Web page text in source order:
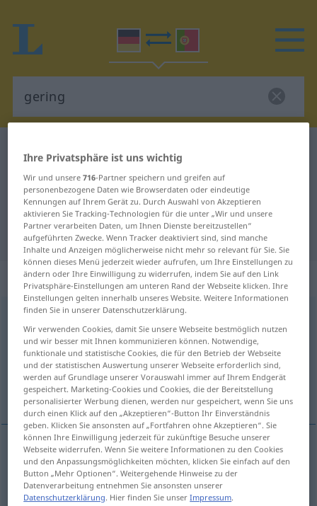
Deutsch-Portugiesisch
Übersetzung für "gering"
"gering" Portugiesisch Übersetzung
„gering“
gering [gəˈrɪŋ]
Übersicht aller Übersetzungen
(Für mehr Details die Übersetzung anklicken/antippen)
pequeno, diminuto, pouco, baixo
pequeno gering
diminuto gering
Ihre Privatsphäre ist uns wichtig
Wir und unsere716-Partner speichern und greifen auf
personenbezogene Daten wie Browserdaten oder eindeutige
Kennungen auf Ihrem Gerät zu. Durch Auswahl von Akzeptieren
aktivieren Sie Tracking-Technologien für die unter „Wir und unsere
Partner verarbeiten Daten, um Ihnen Dienste bereitzustellen“
aufgeführten Zwecke. Wenn Tracker deaktiviert sind, sind manche
Inhalte und Anzeigen möglicherweise nicht mehr so relevant für Sie. Sie
können dieses Menü jederzeit wieder aufrufen, um Ihre Einstellungen zu
ändern oder Ihre Einwilligung zu widerrufen, indem Sie auf den Link
Privatsphäre-Einstellungen am unteren Rand der Webseite klicken. Ihre
Einstellungen gelten innerhalb unseres Website. Weitere Informationen
finden Sie in unserer Datenschutzerklärung.
Wir verwenden Cookies, damit Sie unsere Webseite bestmöglich nutzen
und wir besser mit Ihnen kommunizieren können. Notwendige,
funktionale und statistische Cookies, die für den Betrieb der Webseite
und der statistischen Auswertung unserer Webseite erforderlich sind,
werden auf Grundlage unserer Vorauswahl immer auf Ihrem Endgerät
gespeichert. Marketing-Cookies und Cookies, die der Bereitstellung
personalisierter Werbung dienen, werden nur gespeichert, wenn Sie uns
durch einen Klick auf den „Akzeptieren“-Button Ihr Einverständnis
geben. Klicken Sie ansonsten auf „Fortfahren ohne Akzeptieren“. Sie
können Ihre Einwilligung jederzeit für zukünftige Besuche unserer
Webseite widerrufen. Wenn Sie weitere Informationen zu den Cookies
und den Anpassungsmöglichkeiten möchten, klicken Sie einfach auf den
Button „Mehr Optionen“. Weitergehende Hinweise zu der
Datenverarbeitung entnehmen Sie ansonsten unserer
Datenschutzerklärung. Hier finden Sie unserImpressum.